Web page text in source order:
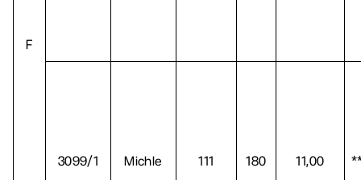
F
3099/1 Michle 111 180 11,00